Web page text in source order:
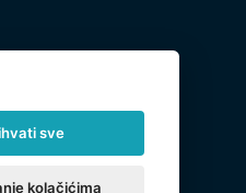
sve
kolačićima